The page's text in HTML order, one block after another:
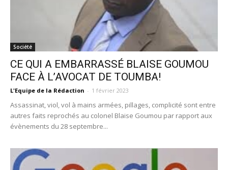
Société
CE QUI A EMBARRASSÉ BLAISE GOUMOU
FACE À L’AVOCAT DE TOUMBA!
L'Equipe de la Rédaction - 1 février 2023
Assassinat, viol, vol à mains armées, pillages, complicité sont entre
autres faits reprochés au colonel Blaise Goumou par rapport aux
évènements du 28 septembre...